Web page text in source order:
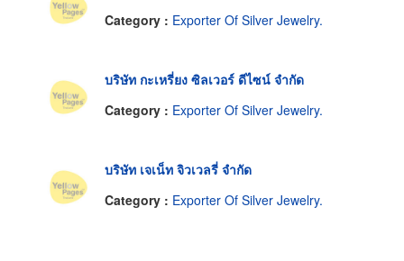
Category : Exporter Of Silver Jewelry.
บริษัท กะเหรี่ยง ซิลเวอร์ ดีไซน์ จำกัด
Category : Exporter Of Silver Jewelry.
บริษัท เจเน็ท จิวเวลรี่ จำกัด
Category : Exporter Of Silver Jewelry.